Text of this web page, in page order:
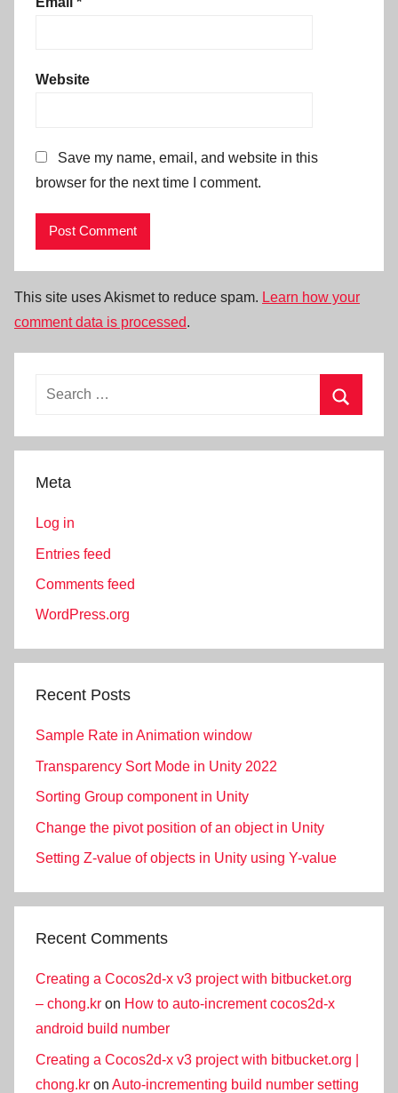
Website
Save my name, email, and website in this
browser for the next time I comment.
This site uses Akismet to reduce spam. Learn how your
comment data is processed.
Search
Meta
Log in
Entries feed
Comments feed
WordPress.org
Recent Posts
Sample Rate in Animation window
Transparency Sort Mode in Unity 2022
Sorting Group component in Unity
Change the pivot position of an object in Unity
Setting Z-value of objects in Unity using Y-value
Recent Comments
Creating a Cocos2d-x v3 project with bitbucket.org
– chong.kr on How to auto-increment cocos2d-x
android build number
Creating a Cocos2d-x v3 project with bitbucket.org |
chong.kr on Auto-incrementing build number setting